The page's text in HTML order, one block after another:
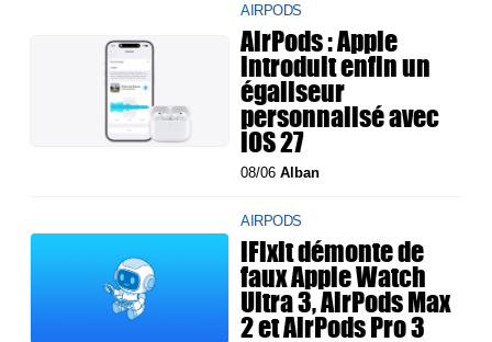
AIRPODS
AirPods : Apple
introduit enfin un
égaliseur
personnalisé avec
iOS 27
08/06Alban
AIRPODS
iFixit démonte de
faux Apple Watch
Ultra 3, AirPods Max
2 et AirPods Pro 3